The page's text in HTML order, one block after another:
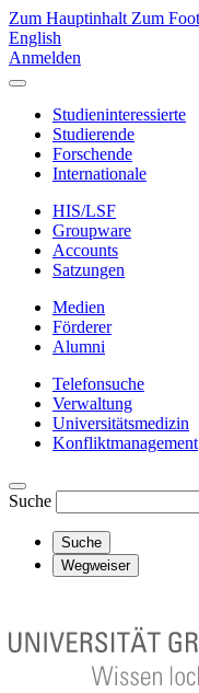
Zum Hauptinhalt Zum
English
Anmelden
Studieninteressierte
Studierende
Forschende
Internationale
HIS/LSF
Groupware
Accounts
Satzungen
Medien
Förderer
Alumni
Telefonsuche
Verwaltung
Universitätsmedizin
Konfliktmanagement
Suche
Suche
Wegweiser